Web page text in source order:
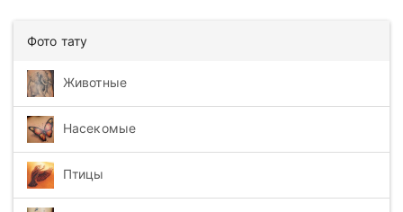
Фото тату
Животные
Насекомые
Птицы